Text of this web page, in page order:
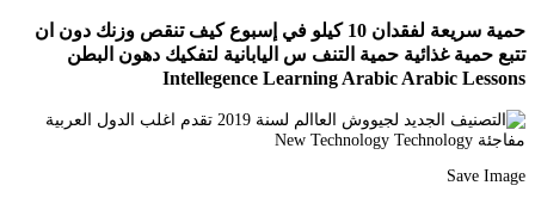
حمية سريعة لفقدان 10 كيلو في إسبوع كيف تنقص وزنك دون ان
تتبع حمية غذائية حمية التنف س اليابانية لتفكيك دهون البطن
Intellegence Learning Arabic Arabic Lessons
Save Image